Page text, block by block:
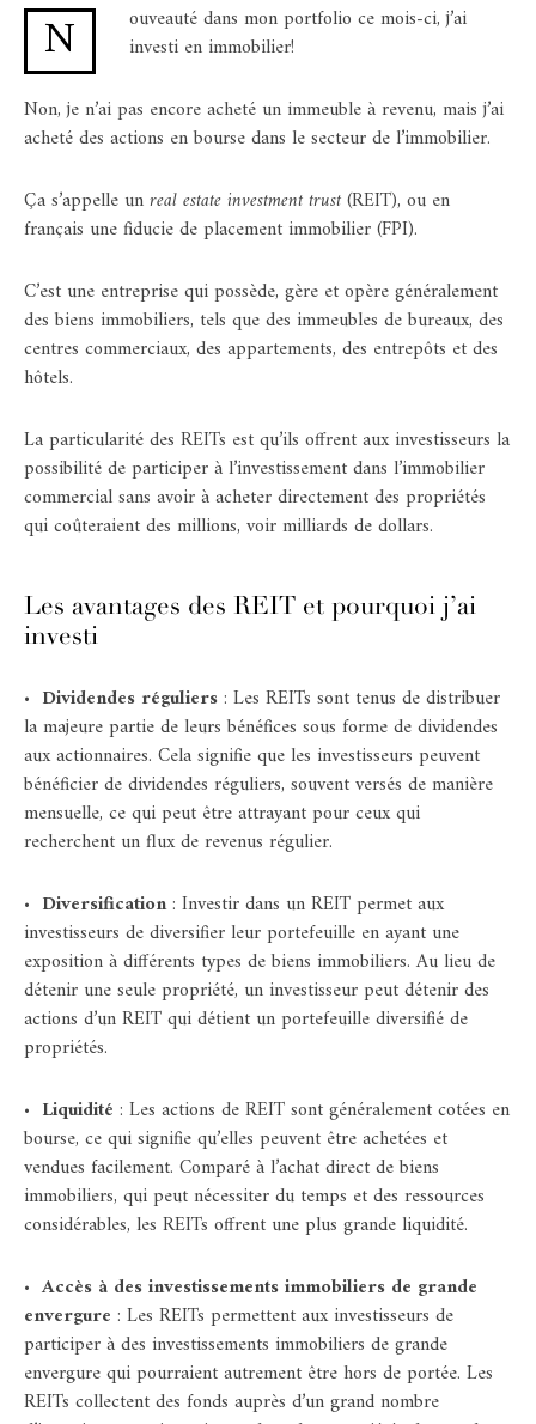
N
ouveauté dans mon portfolio ce mois-ci, j’ai
investi en immobilier!
Non, je n’ai pas encore acheté un immeuble à revenu, mais j’ai
acheté des actions en bourse dans le secteur de l’immobilier.
Ça s’appelle unreal estate investment trust(REIT), ou en
français une fiducie de placement immobilier (FPI).
C’est une entreprise qui possède, gère et opère généralement
des biens immobiliers, tels que des immeubles de bureaux, des
centres commerciaux, des appartements, des entrepôts et des
hôtels.
La particularité des REITs est qu’ils offrent aux investisseurs la
possibilité de participer à l’investissement dans l’immobilier
commercial sans avoir à acheter directement des propriétés
qui coûteraient des millions, voir milliards de dollars.
Les avantages des REIT et pourquoi j’ai
investi
• Dividendes réguliers: Les REITs sont tenus de distribuer
la majeure partie de leurs bénéfices sous forme de dividendes
aux actionnaires. Cela signifie que les investisseurs peuvent
bénéficier de dividendes réguliers, souvent versés de manière
mensuelle, ce qui peut être attrayant pour ceux qui
recherchent un flux de revenus régulier.
• Diversification: Investir dans un REIT permet aux
investisseurs de diversifier leur portefeuille en ayant une
exposition à différents types de biens immobiliers. Au lieu de
détenir une seule propriété, un investisseur peut détenir des
actions d’un REIT qui détient un portefeuille diversifié de
propriétés.
• Liquidité : Les actions de REIT sont généralement cotées en
bourse, ce qui signifie qu’elles peuvent être achetées et
vendues facilement. Comparé à l’achat direct de biens
immobiliers, qui peut nécessiter du temps et des ressources
considérables, les REITs offrent une plus grande liquidité.
• Accès à des investissements immobiliers de grande
envergure : Les REITs permettent aux investisseurs de
participer à des investissements immobiliers de grande
envergure qui pourraient autrement être hors de portée. Les
REITs collectent des fonds auprès d’un grand nombre